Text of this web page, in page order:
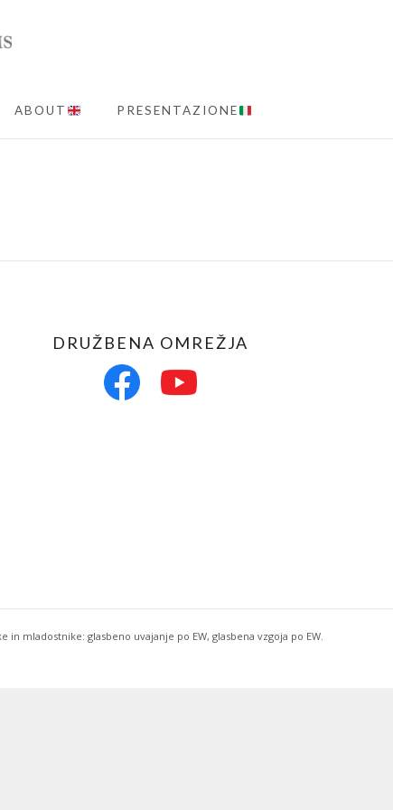
ABOUT PRESENTAZIONE
DRUŽBENA OMREŽJA
mladostnike: glasbeno uvajanje po EW, glasbena vzgoja po EW.